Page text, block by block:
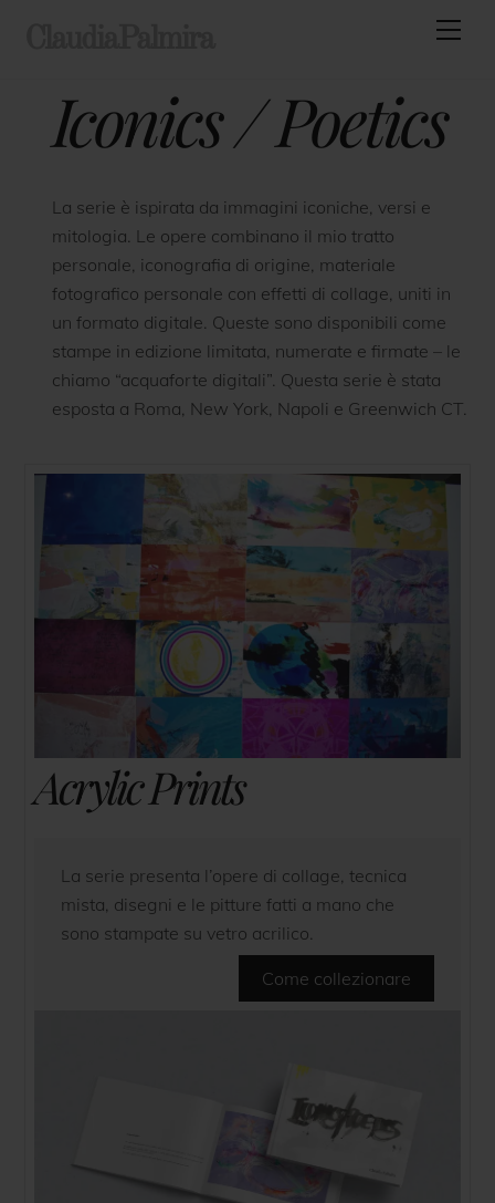
Iconics / Poetics
La serie è ispirata da immagini iconiche, versi e
mitologia. Le opere combinano il mio tratto
personale, iconografia di origine, materiale
fotografico personale con effetti di collage, uniti in
un formato digitale. Queste sono disponibili come
stampe in edizione limitata, numerate e firmate – le
chiamo “acquaforte digitali”. Questa serie è stata
esposta a Roma, New York, Napoli e Greenwich CT.
Acrylic Prints
La serie presenta l’opere di collage, tecnica
mista, disegni e le pitture fatti a mano che
sono stampate su vetro acrilico.
Come collezionare